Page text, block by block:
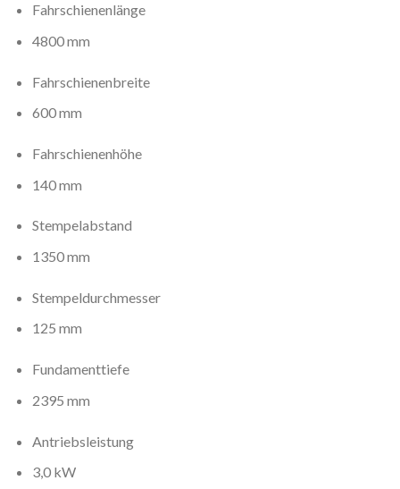
Fahrschienenlänge
4800 mm
Fahrschienenbreite
600 mm
Fahrschienenhöhe
140 mm
Stempelabstand
1350 mm
Stempeldurchmesser
125 mm
Fundamenttiefe
2395 mm
Antriebsleistung
3,0 kW